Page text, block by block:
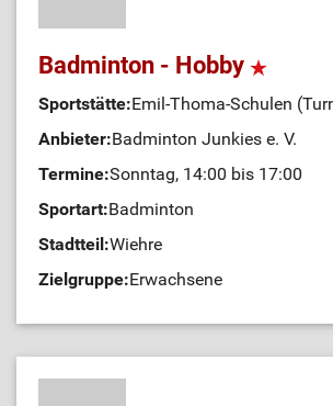
Badminton - Hobby
Sportstätte:Emil-Thoma-Schulen
Anbieter:Badminton Junkies e. V.
Termine:Sonntag, 14:00 bis 17:00
Sportart:Badminton
Stadtteil:Wiehre
Zielgruppe:Erwachsene